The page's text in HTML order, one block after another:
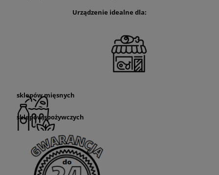
Urządzenie idealne dla:
sklepów mięsnych
sklepów spożywczych
sklepów rybnych
przyczep
food truck